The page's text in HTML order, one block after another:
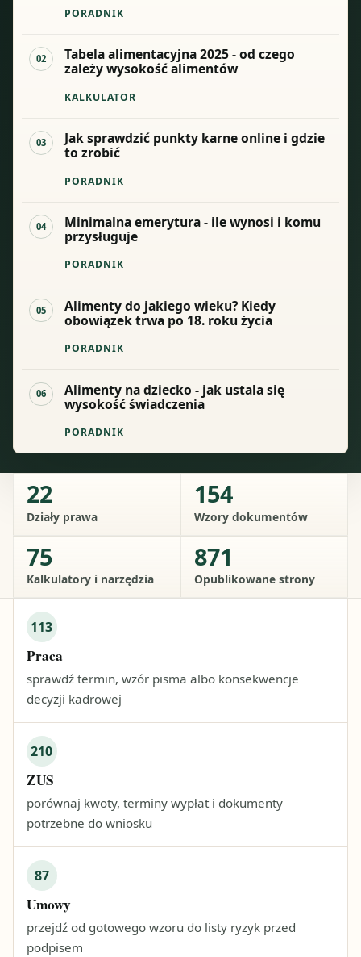
PORADNIK
02
Tabela alimentacyjna 2025 - od czego
zależy wysokość alimentów
KALKULATOR
03
Jak sprawdzić punkty karne online i gdzie
to zrobić
PORADNIK
04
Minimalna emerytura - ile wynosi i komu
przysługuje
PORADNIK
05
Alimenty do jakiego wieku? Kiedy
obowiązek trwa po 18. roku życia
PORADNIK
06
Alimenty na dziecko - jak ustala się
wysokość świadczenia
PORADNIK
22
Działy prawa
154
Wzory dokumentów
75
Kalkulatory i narzędzia
871
Opublikowane strony
113
Praca
sprawdź termin, wzór pisma albo konsekwencje
decyzji kadrowej
210
ZUS
porównaj kwoty, terminy wypłat i dokumenty
potrzebne do wniosku
87
Umowy
przejdź od gotowego wzoru do listy ryzyk przed
podpisem